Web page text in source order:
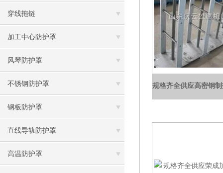
穿线拖链
加工中心防护罩
风琴防护罩
不锈钢防护罩
钢板防护罩
直线导轨防护罩
高温防护罩